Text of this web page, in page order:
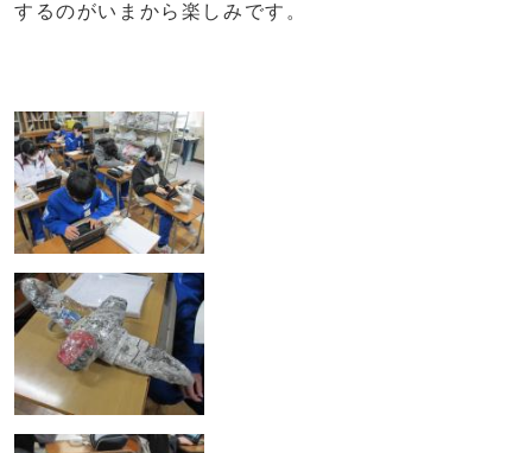
するのがいまから楽しみです。